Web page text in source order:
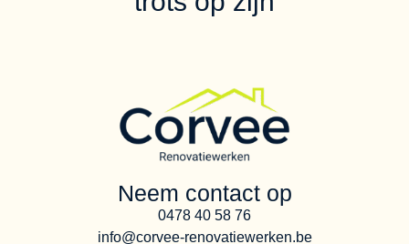
Neem contact op
0478 40 58 76
info@corvee-renovatiewerken.be